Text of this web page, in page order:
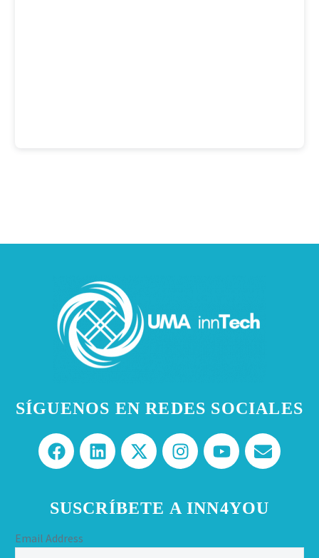
SÍGUENOS EN REDES SOCIALES
SUSCRÍBETE A INN4YOU
Email Address